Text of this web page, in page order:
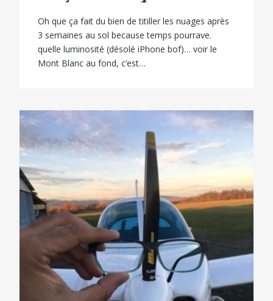
Oh que ça fait du bien de titiller les nuages après
3 semaines au sol because temps pourrave.
quelle luminosité (désolé iPhone bof)… voir le
Mont Blanc au fond, c’est…